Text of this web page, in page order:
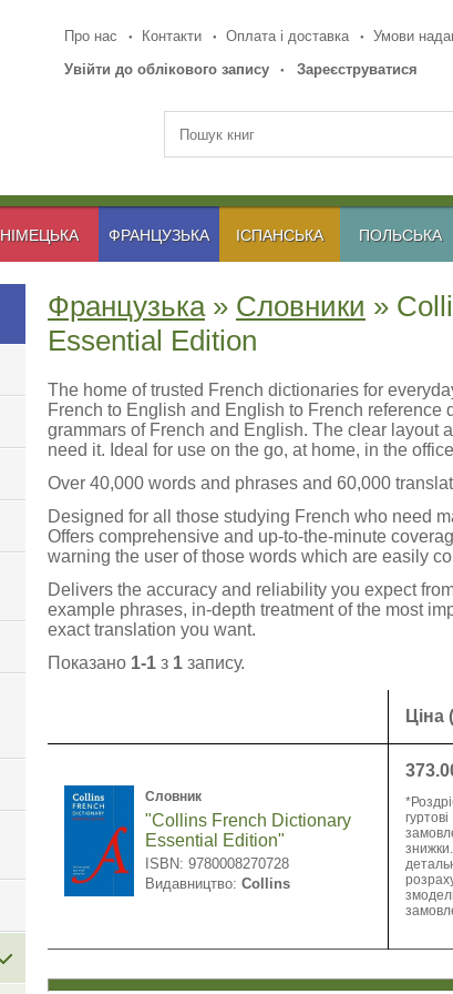
Про нас Контакти Оплата і доставка Умови
Увійти до облікового запису
Зареєструватися
НІМЕЦЬКА ФРАНЦУЗЬКА ІСПАНСЬКА ПОЛЬСЬКА
Французька» Словники »
Essential Edition
The home of trusted French dictionaries for
French to English and English to French reference
grammars of French and English. The clear layout
need it. Ideal for use on the go, at home, in the
Over 40,000 words and phrases and 60,000
Designed for all those studying French who need
Offers comprehensive and up-to-the-minute
warning the user of those words which are easily
Delivers the accuracy and reliability you expect
example phrases, in-depth treatment of the most
exact translation you want.
Показано 1-1 з 1 запису.
Ціна
Словник
"Collins French Dictionary
Essential Edition"
ISBN: 9780008270728
Видавництво: Collins
гуртові